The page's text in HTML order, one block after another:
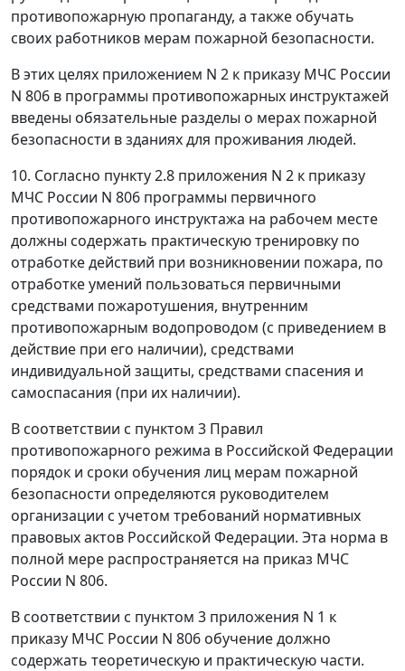
противопожарную пропаганду, а также обучать
своих работников мерам пожарной безопасности.
В этих целях приложением N 2 к приказу МЧС России
N 806 в программы противопожарных инструктажей
введены обязательные разделы о мерах пожарной
безопасности в зданиях для проживания людей.
10. Согласно пункту 2.8 приложения N 2 к приказу
МЧС России N 806 программы первичного
противопожарного инструктажа на рабочем месте
должны содержать практическую тренировку по
отработке действий при возникновении пожара, по
отработке умений пользоваться первичными
средствами пожаротушения, внутренним
противопожарным водопроводом (с приведением в
действие при его наличии), средствами
индивидуальной защиты, средствами спасения и
самоспасания (при их наличии).
В соответствии с пунктом 3 Правил
противопожарного режима в Российской Федерации
порядок и сроки обучения лиц мерам пожарной
безопасности определяются руководителем
организации с учетом требований нормативных
правовых актов Российской Федерации. Эта норма в
полной мере распространяется на приказ МЧС
России N 806.
В соответствии с пунктом 3 приложения N 1 к
приказу МЧС России N 806 обучение должно
содержать теоретическую и практическую части.